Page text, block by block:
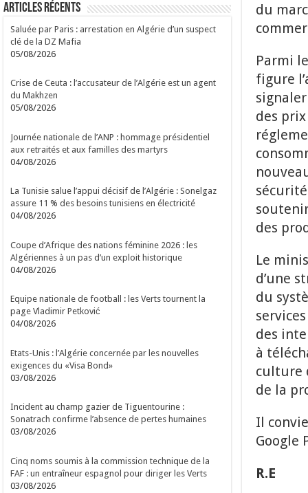
du
Parmi
figure
des
des
Le
d’une
du
des
à
culture
de la
Il
Google
R.E
Articles Récents
Saluée par Paris : arrestation en Algérie d’un suspect
clé de la DZ Mafia
05/08/2026
Crise de Ceuta : l’accusateur de l’Algérie est un agent
du Makhzen
05/08/2026
Journée nationale de l’ANP : hommage présidentiel
aux retraités et aux familles des martyrs
04/08/2026
La Tunisie salue l’appui décisif de l’Algérie : Sonelgaz
assure 11 % des besoins tunisiens en électricité
04/08/2026
Coupe d’Afrique des nations féminine 2026 : les
Algériennes à un pas d’un exploit historique
04/08/2026
Equipe nationale de football : les Verts tournent la
page Vladimir Petković
04/08/2026
Etats-Unis : l’Algérie concernée par les nouvelles
exigences du «Visa Bond»
03/08/2026
Incident au champ gazier de Tiguentourine :
Sonatrach confirme l’absence de pertes humaines
03/08/2026
Cinq noms soumis à la commission technique de la
FAF : un entraîneur espagnol pour diriger les Verts
03/08/2026